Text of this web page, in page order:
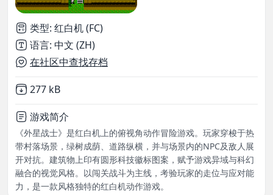
类型: 红白机 (FC)
语言: 中文 (ZH)
在社区中查找存档
Not downloaded
277 kB
游戏简介
《外星战士》是红白机上的俯视角动作冒险游戏。玩家穿梭于热
带村落场景，绿树成荫、道路纵横，并与场景内的NPC及敌人展
开对抗。建筑物上印有圆形科技徽标图案，赋予游戏异域与科幻
融合的视觉风格。以闯关战斗为主线，考验玩家的走位与应对能
力，是一款风格独特的红白机动作游戏。